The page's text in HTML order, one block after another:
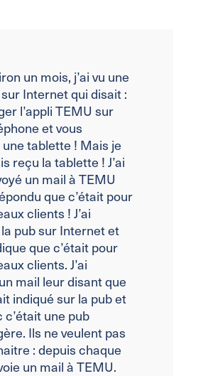
un mois, j’ai vu une
Internet qui disait :
l’appliTEMU sur
et vous
tablette ! Mais je
reçu la tablette ! J’ai
un mail à TEMU
que c’était pour
clients ! J’ai
pub surInternet et
que c’était pour
clients. J’ai
mail leur disantque
indiqué sur la pub et
c’était une pub
Ils ne veulent pas
: depuis chaque
un mail à TEMU.